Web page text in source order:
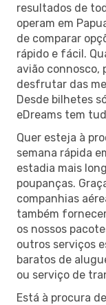
resultados de
operam em
de comparar
rápido e fácil.
avião connosco,
desfrutar das
Desde bilhetes
eDreams tem
Quer esteja à
semana rápida
estadia mais
poupanças.
companhias
também
os nossos
outros serviços
baratos de
ou serviço de
Está à procura